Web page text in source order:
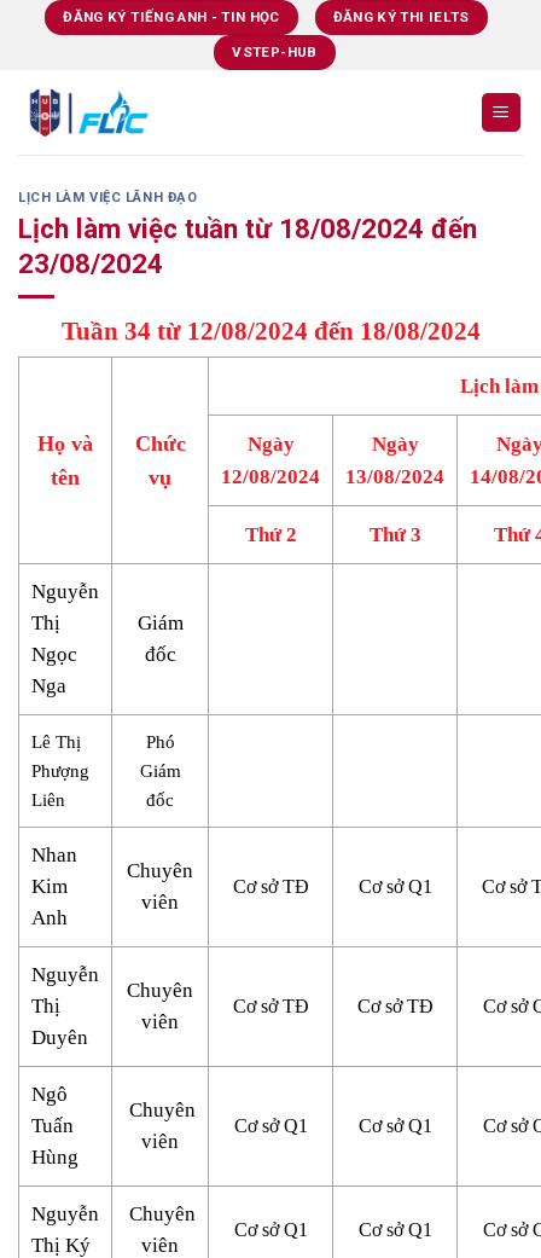
ĐĂNG KÝ TIẾNG ANH - TIN HỌC ĐĂNG KÝ THI IELTS
VSTEP-HUB
LỊCH LÀM VIỆC LÃNH ĐẠO
Lịch làm việc tuần từ 18/08/2024 đến
23/08/2024
Tuần 34 từ 12/08/2024 đến 18/08/2024
Họ và
tên
Chức
vụ
Lịch
Ngày
12/08/2024
Ngày
13/08/2024
14/08/
Thứ 2 Thứ 3 Thứ
Nguyễn
Thị
Ngọc
Nga
Giám
đốc
Lê Thị
Phượng
Liên
Phó
Giám
đốc
Nhan
Kim
Anh
Chuyên
viên
Cơ sở TĐ Cơ sở Q1 Cơ sở
Nguyễn
Thị
Duyên
Chuyên
viên
Cơ sở TĐ Cơ sở TĐ Cơ sở
Ngô
Tuấn
Hùng
Chuyên
viên
Cơ sở Q1 Cơ sở Q1 Cơ sở
Nguyễn
Thị Ký
Chuyên
viên
Cơ sở Q1 Cơ sở Q1 Cơ sở